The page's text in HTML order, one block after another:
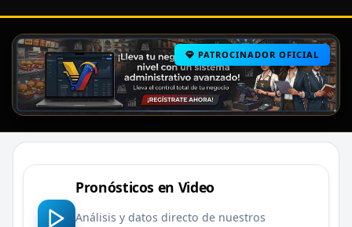
PATROCINADOR OFICIAL
Pronósticos en Video
Análisis y datos directo de nuestros